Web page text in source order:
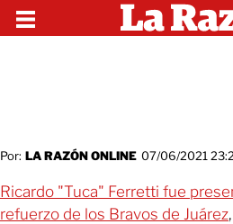
Por: LA RAZÓN ONLINE 07/06/2021
Ricardo "Tuca" Ferretti fue
refuerzo de los Bravos de Juárez